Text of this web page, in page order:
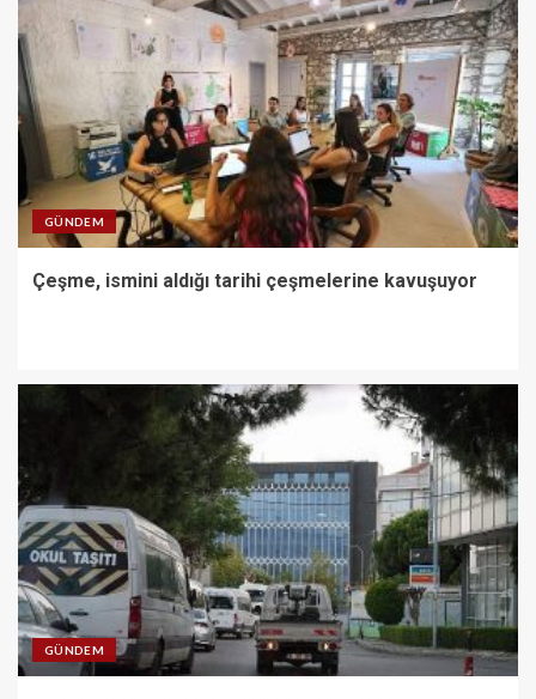
GÜNDEM
Çeşme, ismini aldığı tarihi çeşmelerine kavuşuyor
GÜNDEM